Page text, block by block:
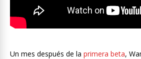
Un mes después de la primera beta,